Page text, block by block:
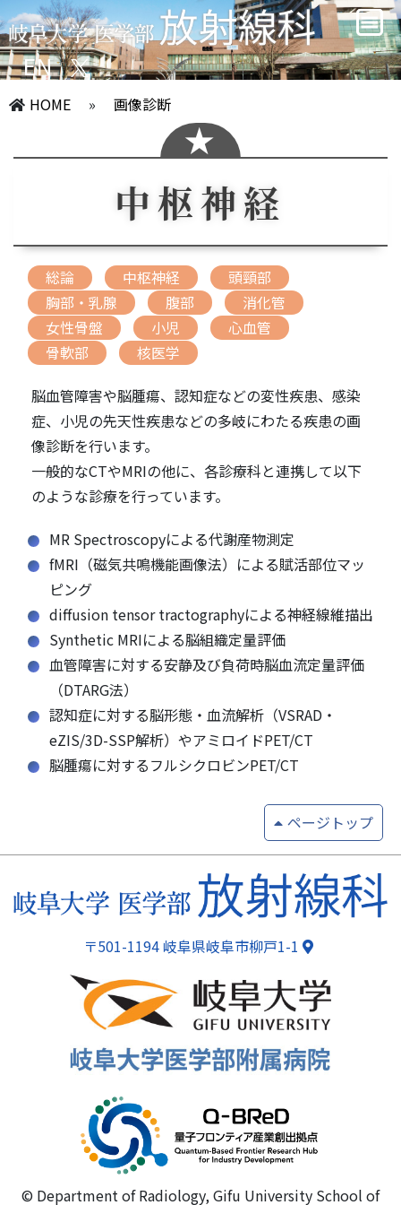
EN
HOME » 画像診断
中枢神経
総論 中枢神経
頭頸部
胸部・乳腺
腹部
消化管
女性骨盤
小児
心血管
骨軟部
核医学
脳血管障害や脳腫瘍、認知症などの変性疾患、感染
症、小児の先天性疾患などの多岐にわたる疾患の画
像診断を行います。
一般的なCTやMRIの他に、各診療科と連携して以下
のような診療を行っています。
MR Spectroscopyによる代謝産物測定
fMRI（磁気共鳴機能画像法）による賦活部位マッ
ピング
diffusion tensor tractographyによる神経線維描出
Synthetic MRIによる脳組織定量評価
血管障害に対する安静及び負荷時脳血流定量評価
（DTARG法）
認知症に対する脳形態・血流解析（VSRAD・
eZIS/3D-SSP解析）やアミロイドPET/CT
脳腫瘍に対するフルシクロビンPET/CT
ページトップ
〒501-1194 岐阜県岐阜市柳戸1-1
© Department of Radiology, Gifu University School of